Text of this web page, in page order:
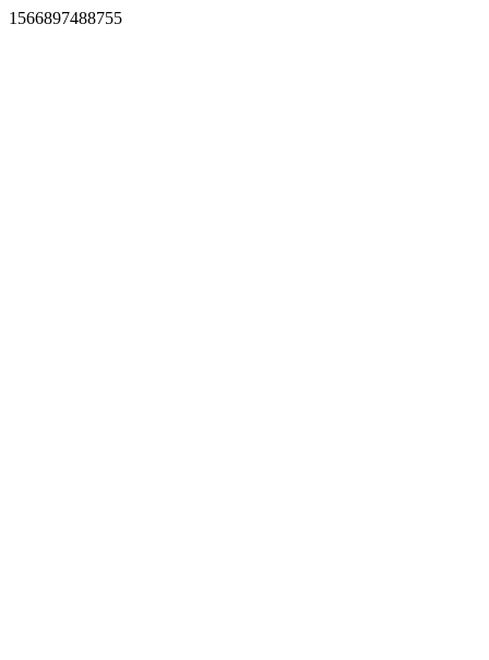
1566897488755